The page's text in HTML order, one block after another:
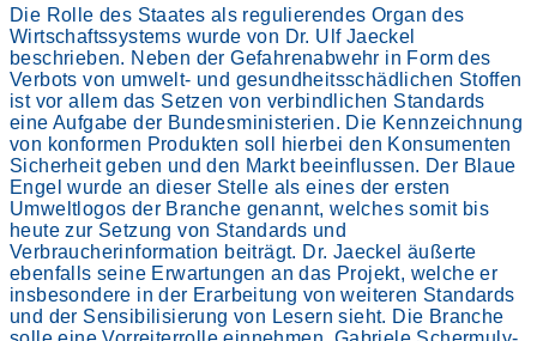
Die Rolle des Staates als regulierendes Organ des
Wirtschaftssystems wurde von Dr. Ulf Jaeckel
beschrieben. Neben der Gefahrenabwehr in Form des
Verbots von umwelt- und gesundheitsschädlichen Stoffen
ist vor allem das Setzen von verbindlichen Standards
eine Aufgabe der Bundesministerien. Die Kennzeichnung
von konformen Produkten soll hierbei den Konsumenten
Sicherheit geben und den Markt beeinflussen. Der Blaue
Engel wurde an dieser Stelle als eines der ersten
Umweltlogos der Branche genannt, welches somit bis
heute zur Setzung von Standards und
Verbraucherinformation beiträgt. Dr. Jaeckel äußerte
ebenfalls seine Erwartungen an das Projekt, welche er
insbesondere in der Erarbeitung von weiteren Standards
und der Sensibilisierung von Lesern sieht. Die Branche